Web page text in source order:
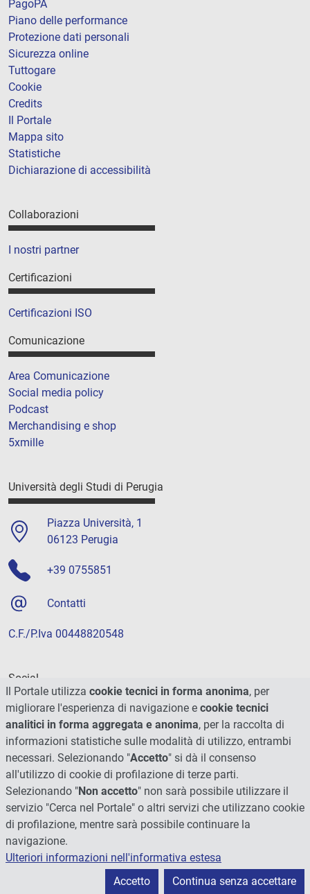
PagoPA
Piano delle performance
Protezione dati personali
Sicurezza online
Tuttogare
Cookie
Credits
Il Portale
Mappa sito
Statistiche
Dichiarazione di accessibilità
Collaborazioni
I nostri partner
Certificazioni
Certificazioni ISO
Comunicazione
Area Comunicazione
Social media policy
Podcast
Merchandising e shop
5xmille
Università degli Studi di Perugia
Piazza Università, 1
06123 Perugia
+39 0755851
Contatti
C.F./P.Iva 00448820548
Social
© 2026 - Università degli Studi di Perugia
Il Portale utilizza cookie tecnici in forma anonima, per
migliorare l'esperienza di navigazione e cookie tecnici
analitici in forma aggregata e anonima, per la raccolta di
informazioni statistiche sulle modalità di utilizzo, entrambi
necessari. Selezionando "Accetto" si dà il consenso
all'utilizzo di cookie di profilazione di terze parti.
Selezionando "Non accetto" non sarà possibile utilizzare il
servizio "Cerca nel Portale" o altri servizi che utilizzano cookie
di profilazione, mentre sarà possibile continuare la
navigazione.
Ulteriori informazioni nell'informativa estesa
Accetto
Continua senza accettare